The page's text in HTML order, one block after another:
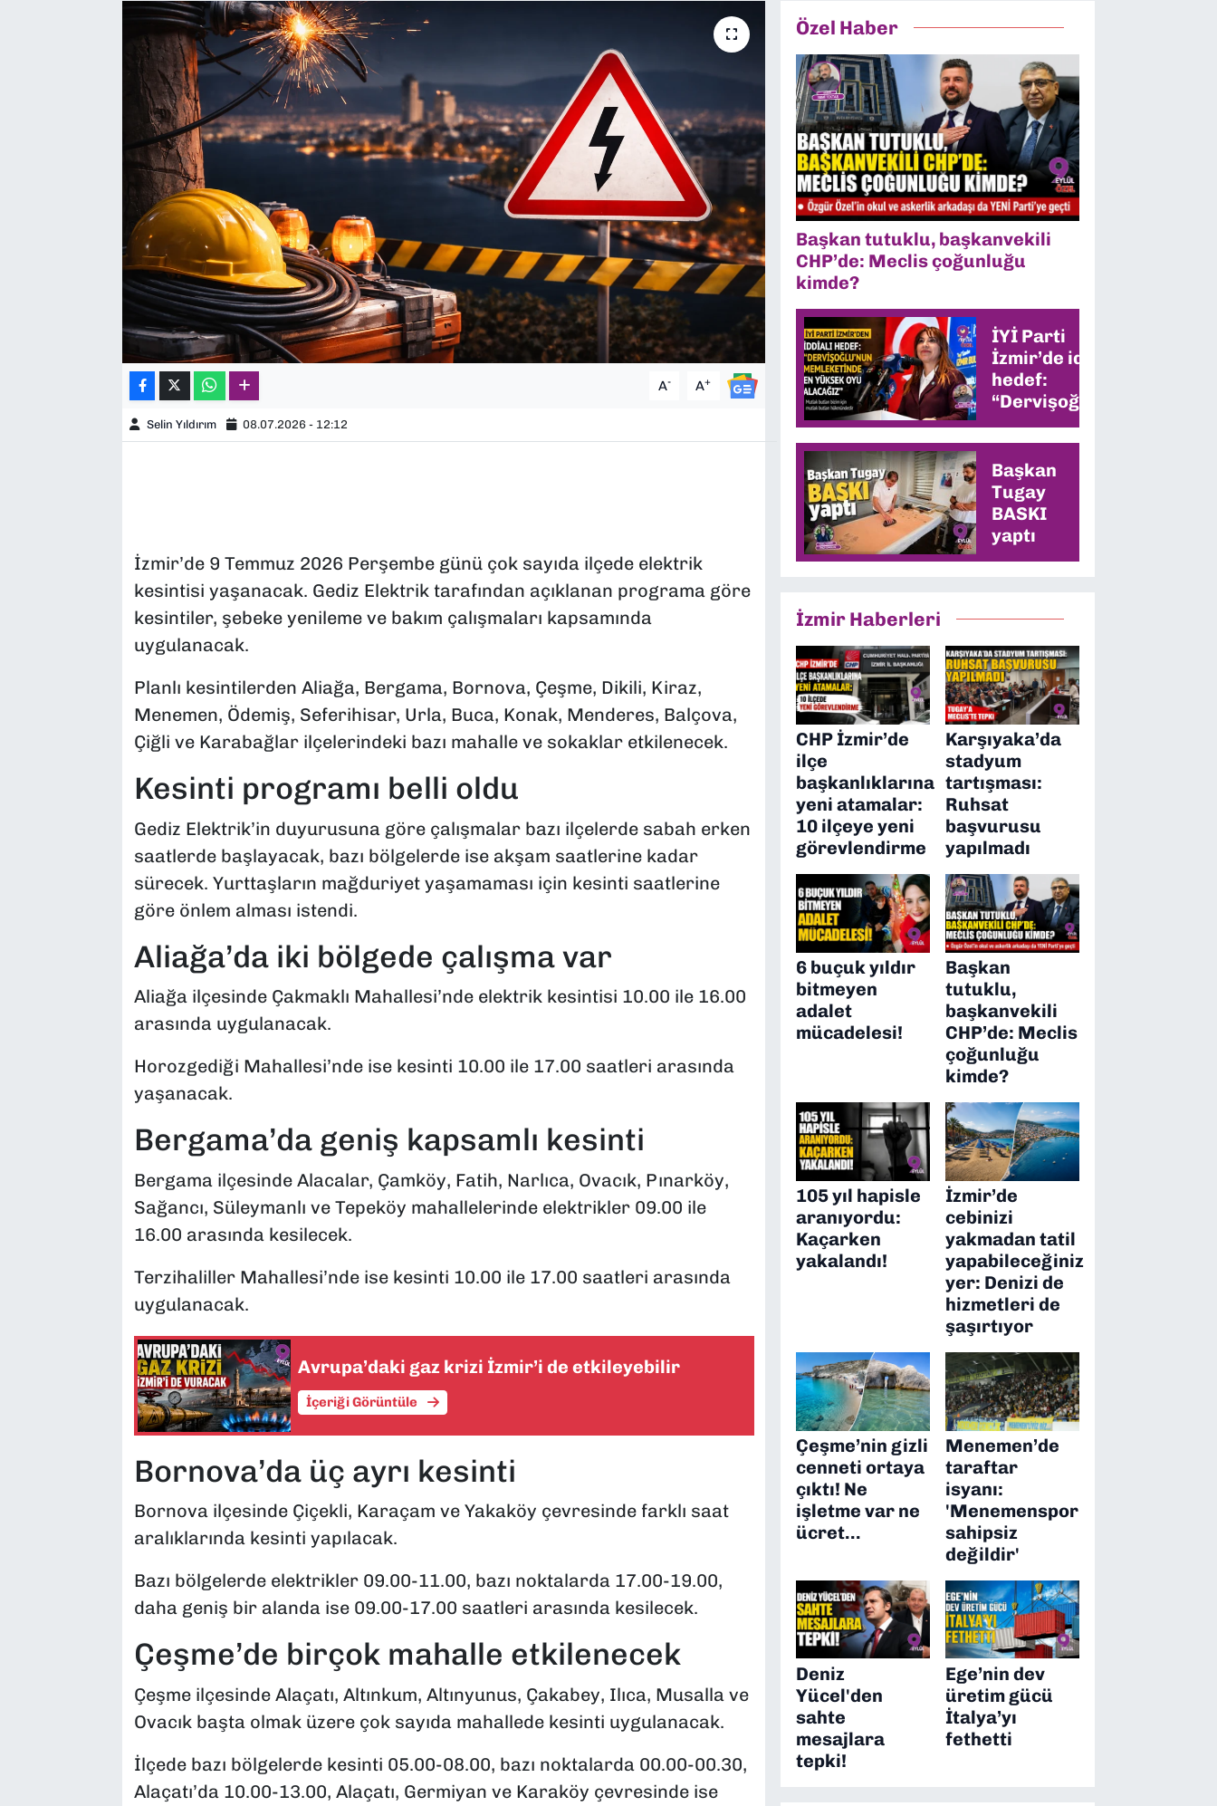
A- A+
Selin Yıldırım 08.07.2026 - 12:12
İzmir’de 9 Temmuz 2026 Perşembe günü çok sayıda ilçede elektrik
kesintisi yaşanacak. Gediz Elektrik tarafından açıklanan programa göre
kesintiler, şebeke yenileme ve bakım çalışmaları kapsamında
uygulanacak.
Planlı kesintilerden Aliağa, Bergama, Bornova, Çeşme, Dikili, Kiraz,
Menemen, Ödemiş, Seferihisar, Urla, Buca, Konak, Menderes, Balçova,
Çiğli ve Karabağlar ilçelerindeki bazı mahalle ve sokaklar etkilenecek.
Kesinti programı belli oldu
Gediz Elektrik’in duyurusuna göre çalışmalar bazı ilçelerde sabah erken
saatlerde başlayacak, bazı bölgelerde ise akşam saatlerine kadar
sürecek. Yurttaşların mağduriyet yaşamaması için kesinti saatlerine
göre önlem alması istendi.
Aliağa’da iki bölgede çalışma var
Aliağa ilçesinde Çakmaklı Mahallesi’nde elektrik kesintisi 10.00 ile 16.00
arasında uygulanacak.
Horozgediği Mahallesi’nde ise kesinti 10.00 ile 17.00 saatleri arasında
yaşanacak.
Bergama’da geniş kapsamlı kesinti
Bergama ilçesinde Alacalar, Çamköy, Fatih, Narlıca, Ovacık, Pınarköy,
Sağancı, Süleymanlı ve Tepeköy mahallelerinde elektrikler 09.00 ile
16.00 arasında kesilecek.
Terzihaliller Mahallesi’nde ise kesinti 10.00 ile 17.00 saatleri arasında
uygulanacak.
Avrupa’daki gaz krizi İzmir’i de etkileyebilir
İçeriği Görüntüle
Bornova’da üç ayrı kesinti
Bornova ilçesinde Çiçekli, Karaçam ve Yakaköy çevresinde farklı saat
aralıklarında kesinti yapılacak.
Bazı bölgelerde elektrikler 09.00-11.00, bazı noktalarda 17.00-19.00,
daha geniş bir alanda ise 09.00-17.00 saatleri arasında kesilecek.
Çeşme’de birçok mahalle etkilenecek
Çeşme ilçesinde Alaçatı, Altınkum, Altınyunus, Çakabey, Ilıca, Musalla ve
Ovacık başta olmak üzere çok sayıda mahallede kesinti uygulanacak.
İlçede bazı bölgelerde kesinti 05.00-08.00, bazı noktalarda 00.00-00.30,
Alaçatı’da 10.00-13.00, Alaçatı, Germiyan ve Karaköy çevresinde ise
Özel Haber
Başkan tutuklu, başkanvekili
CHP’de: Meclis çoğunluğu
kimde?
İYİ Parti
İzmir’de iddialı
hedef:
“Dervişoğlu’nun
memleketinde
en yüksek oyu
alacağız”
Başkan
Tugay
BASKI
yaptı
İzmir Haberleri
CHP İzmir’de
ilçe
başkanlıklarına
yeni atamalar:
10 ilçeye yeni
görevlendirme
Karşıyaka’da
stadyum
tartışması:
Ruhsat
başvurusu
yapılmadı
6 buçuk yıldır
bitmeyen
adalet
mücadelesi!
Başkan
tutuklu,
başkanvekili
CHP’de: Meclis
çoğunluğu
kimde?
105 yıl hapisle
aranıyordu:
Kaçarken
yakalandı!
İzmir’de
cebinizi
yakmadan tatil
yapabileceğiniz
yer: Denizi de
hizmetleri de
şaşırtıyor
Çeşme’nin gizli
cenneti ortaya
çıktı! Ne
işletme var ne
ücret…
Menemen’de
taraftar
isyanı:
'Menemenspor
sahipsiz
değildir'
Deniz
Yücel'den
sahte
mesajlara
tepki!
Ege’nin dev
üretim gücü
İtalya’yı
fethetti
YEREL YÖNETİMLER